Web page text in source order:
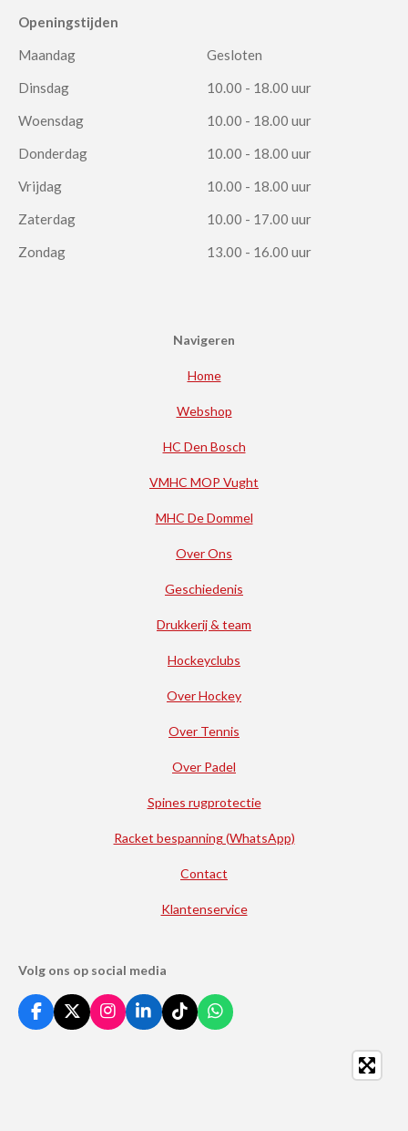
Openingstijden
Maandag
Gesloten
Dinsdag
10.00 - 18.00 uur
Woensdag
10.00 - 18.00 uur
Donderdag
10.00 - 18.00 uur
Vrijdag
10.00 - 18.00 uur
Zaterdag
10.00 - 17.00 uur
Zondag
13.00 - 16.00 uur
Navigeren
Home
Webshop
HC Den Bosch
VMHC MOP Vught
MHC De Dommel
Over Ons
Geschiedenis
Drukkerij & team
Hockeyclubs
Over Hockey
Over Tennis
Over Padel
Spines rugprotectie
Racket bespanning (WhatsApp)
Contact
Klantenservice
Volg ons op social media
F
a
X
I
n
L
i
T
i
W
h